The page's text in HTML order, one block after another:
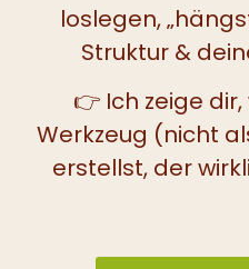
loslegen,
Struktur &
👉 Ich zeige
Werkzeug (nicht
erstellst, der